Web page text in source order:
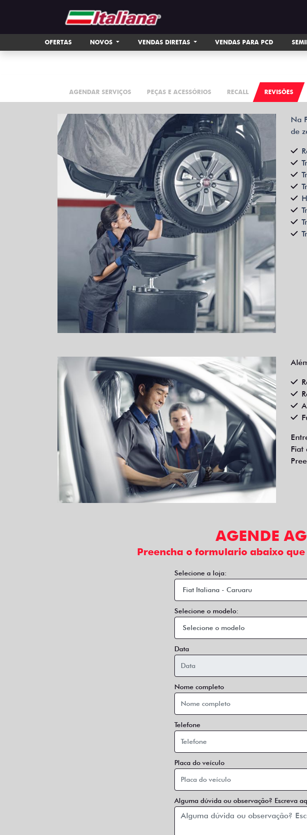
This site uses cookies to ensure that you get the best experience on our site, to
Continue to use the essential cookies
OFERTAS NOVOS VENDAS DIRETAS VENDAS PARA PCD
AGENDAR SERVIÇOS PEÇAS E ACESSÓRIOS RECALL REVISÕES
Na
de
Fiat
AGENDE
Preencha o formulario abaixo
Selecione a loja:
Selecione o modelo:
Data
Nome completo
Telefone
Placa do veículo
Alguma dúvida ou observação? Escreva